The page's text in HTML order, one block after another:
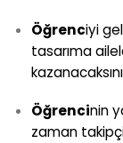
Öğrenciyi
tasarıma
Öğrencinin
zaman